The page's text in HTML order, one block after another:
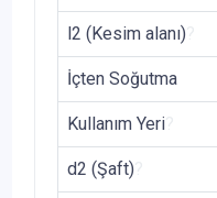
l2 (Kesim alanı)
İçten Soğutma
Kullanım Yeri
d2 (Şaft)